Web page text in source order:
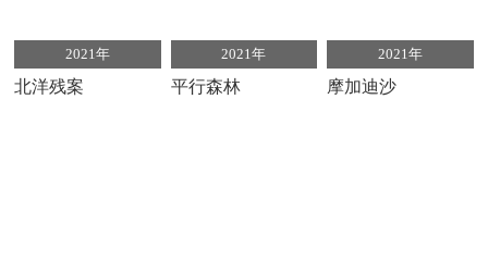
2021年
北洋残案
2021年
平行森林
2021年
摩加迪沙